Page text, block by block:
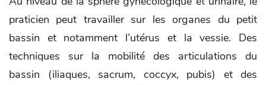
praticien peut travailler sur les organes du petit
bassin et notamment l’utérus et la vessie. Des
techniques sur la mobilité des articulations du
bassin (iliaques, sacrum, coccyx, pubis) et des